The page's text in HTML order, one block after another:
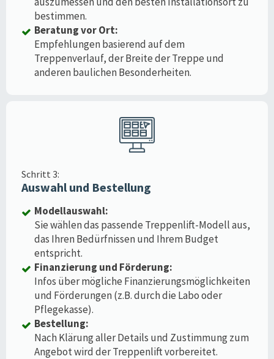
bestimmen.
Beratung vor Ort:
Empfehlungen basierend auf dem
Treppenverlauf, der Breite der Treppe und
anderen baulichen Besonderheiten.
Schritt 3:
Auswahl und Bestellung
Modellauswahl:
Sie wählen das passende Treppenlift-Modell aus,
das Ihren Bedürfnissen und Ihrem Budget
entspricht.
Finanzierung und Förderung:
Infos über mögliche Finanzierungsmöglichkeiten
und Förderungen (z.B. durch die Labo oder
Pflegekasse).
Bestellung:
Nach Klärung aller Details und Zustimmung zum
Angebot wird der Treppenlift vorbereitet.